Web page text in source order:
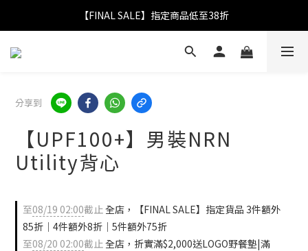
【FINAL SALE】指定商品低至38折
【FINAL SALE】指定商品低至38折
折實滿$2,000送LOGO野餐墊｜滿$2,999送經典保溫杯
【FINAL SALE】指定商品低至38折
分享到
【UPF100+】男裝NRN
Utility背心
至08/19 02:00截止全店，【FINAL SALE】指定貨品 3件額外
85折｜4件額外8折｜5件額外75折
至08/20 02:00截止全店，折實滿$2,000送LOGO野餐墊|滿